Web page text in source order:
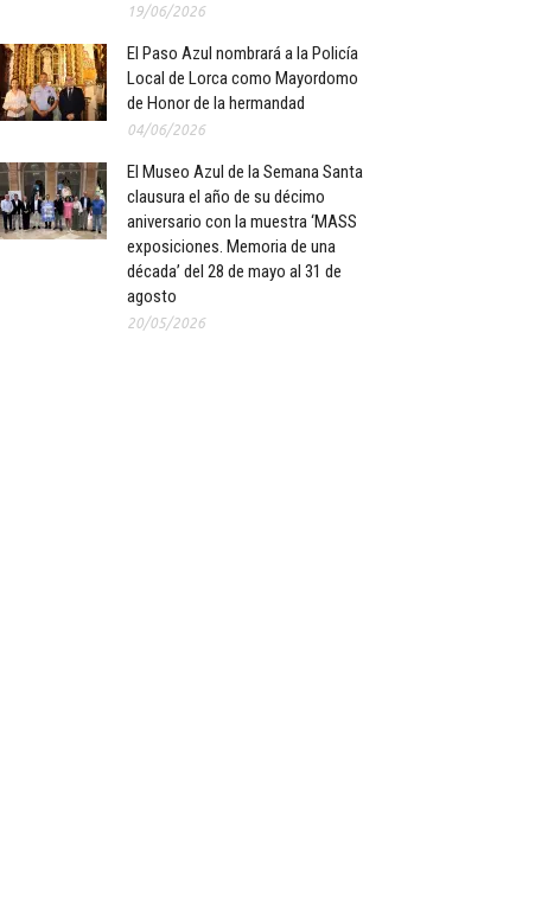
19/06/2026
El Paso Azul nombrará a la Policía
Local de Lorca como Mayordomo
de Honor de la hermandad
04/06/2026
El Museo Azul de la Semana Santa
clausura el año de su décimo
aniversario con la muestra ‘MASS
exposiciones. Memoria de una
década’ del 28 de mayo al 31 de
agosto
20/05/2026